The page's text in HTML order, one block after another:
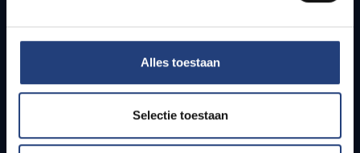
Alles toestaan
Selectie toestaan
Students
PhD students
Teachers and secondary schools